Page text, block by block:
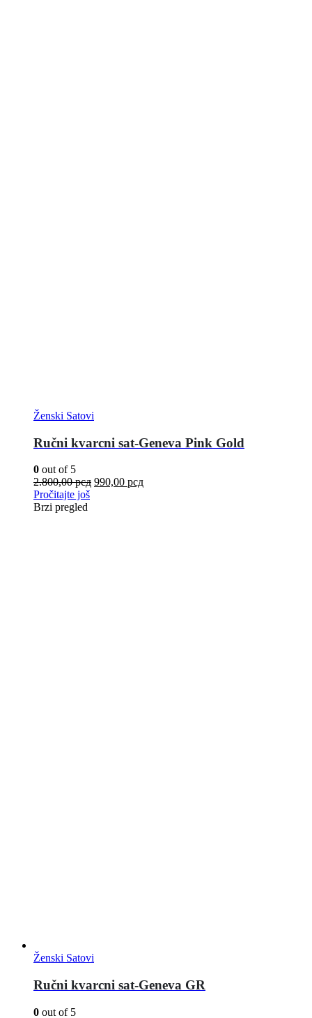
Ženski Satovi
Ručni kvarcni sat-Geneva Pink Gold
0 out of 5
2.800,00рсд 990,00 рсд
Pročitajte još
Brzi pregled
Ženski Satovi
Ručni kvarcni sat-Geneva GR
0 out of 5